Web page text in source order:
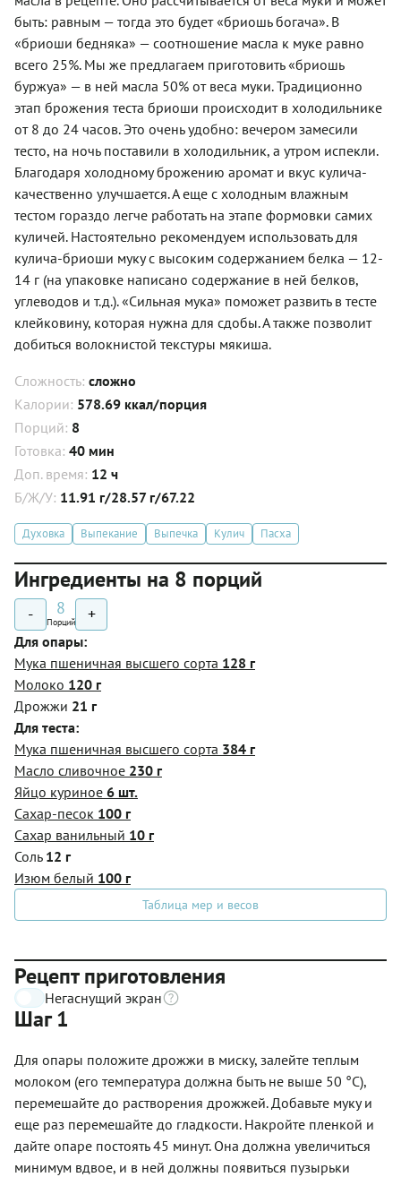
быть: равным — тогда это будет «бриошь богача». В
«бриоши бедняка» — соотношение масла к муке равно
всего 25%. Мы же предлагаем приготовить «бриошь
буржуа» — в ней масла 50% от веса муки. Традиционно
этап брожения теста бриоши происходит в холодильнике
от 8 до 24 часов. Это очень удобно: вечером замесили
тесто, на ночь поставили в холодильник, а утром испекли.
Благодаря холодному брожению аромат и вкус кулича-
качественно улучшается. А еще с холодным влажным
тестом гораздо легче работать на этапе формовки самих
куличей. Настоятельно рекомендуем использовать для
кулича-бриоши муку с высоким содержанием белка — 12-
14 г (на упаковке написано содержание в ней белков,
углеводов и т.д.). «Сильная мука» поможет развить в тесте
клейковину, которая нужна для сдобы. А также позволит
добиться волокнистой текстуры мякиша.
Сложность: сложно
Калории: 578.69 ккал/порция
Порций: 8
Готовка: 40 мин
Доп. время: 12 ч
Б/Ж/У: 11.91 г/28.57 г/67.22
Духовка Выпекание Выпечка Кулич Пасха
Ингредиенты на 8 порций
- 8
Порций +
Для опары:
Мука пшеничная высшего сорта 128 г
Молоко 120 г
Дрожжи 21 г
Для теста:
Мука пшеничная высшего сорта 384 г
Масло сливочное 230 г
Яйцо куриное 6 шт.
Сахар-песок 100 г
Сахар ванильный 10 г
Соль 12 г
Изюм белый 100 г
Таблица мер и весов
Рецепт приготовления
Негаснущий экран
Шаг 1
Для опары положите дрожжи в миску, залейте теплым
молоком (его температура должна быть не выше 50 °С),
перемешайте до растворения дрожжей. Добавьте муку и
еще раз перемешайте до гладкости. Накройте пленкой и
дайте опаре постоять 45 минут. Она должна увеличиться
минимум вдвое, и в ней должны появиться пузырьки